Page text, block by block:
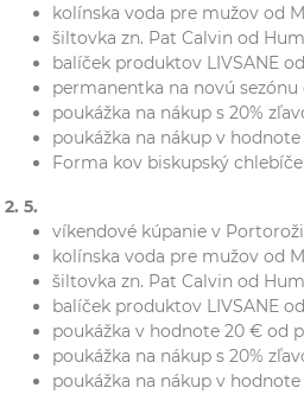
kolínska voda pre mužov od
šiltovka zn. Pat Calvin od
balíček produktov LIVSANE
permanentka na novú sezónu
poukážka na nákup s 20%
poukážka na nákup v hodnote
Forma kov biskupský
2. 5.
víkendové kúpanie v Portoroži
kolínska voda pre mužov od
šiltovka zn. Pat Calvin od
balíček produktov LIVSANE
poukážka v hodnote 20 € od
poukážka na nákup s 20%
poukážka na nákup v hodnote